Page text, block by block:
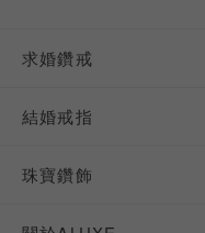
求婚鑽戒
結婚戒指
珠寶鑽飾